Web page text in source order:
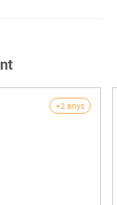
+2 anys